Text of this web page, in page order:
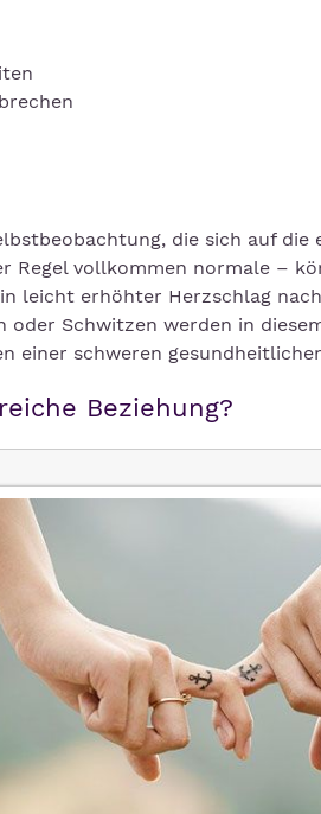
die sich auf die
Regel vollkommen normale –
leicht erhöhter Herzschlag
oder Schwitzen werden in
einer schweren
Beziehung?